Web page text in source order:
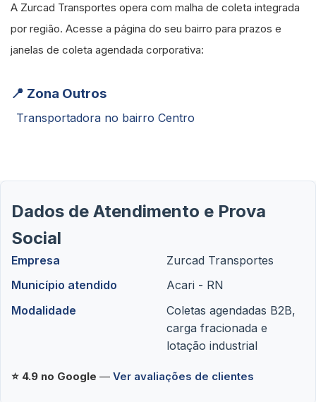
A Zurcad Transportes opera com malha de coleta integrada
por região. Acesse a página do seu bairro para prazos e
janelas de coleta agendada corporativa:
📍 Zona Outros
Transportadora no bairro Centro
Dados de Atendimento e Prova
Social
Empresa
Zurcad Transportes
Município atendido
Acari - RN
Modalidade
Coletas agendadas B2B,
carga fracionada e
lotação industrial
⭐ 4.9 no Google — Ver avaliações de clientes